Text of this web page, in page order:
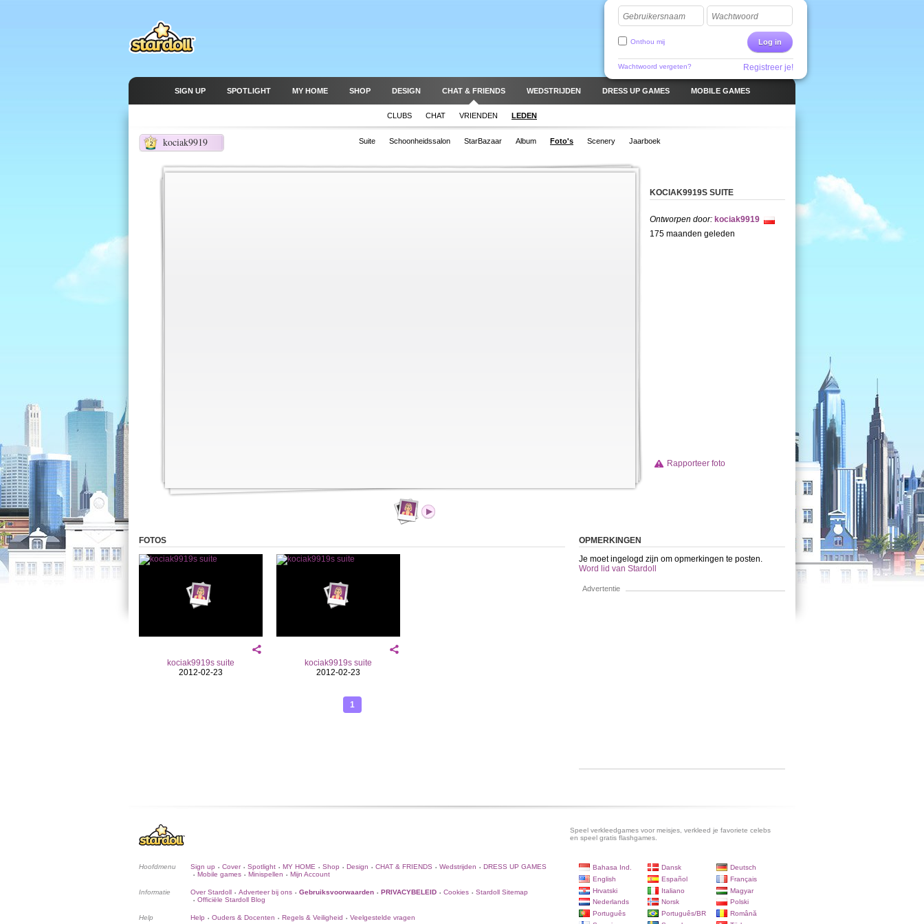
Gebruikersnaam Wachtwoord
Log in
Onthou mij
Wachtwoord vergeten? Registreer je!
SIGN UP SPOTLIGHT MY HOME SHOP DESIGN CHAT & FRIENDS WEDSTRIJDEN DRESS UP GAMES MOBILE GAMES
CLUBS CHAT VRIENDEN LEDEN
kociak9919
2 Suite Schoonheidssalon StarBazaar Album Foto's Scenery Jaarboek
KOCIAK9919S SUITE
Ontworpen door: kociak9919
175 maanden geleden
Rapporteer foto
FOTOS
kociak9919s suite
2012-02-23
kociak9919s suite
2012-02-23
1
OPMERKINGEN
Je moet ingelogd zijn om opmerkingen te posten.
Word lid van Stardoll
Advertentie
Speel verkleedgames voor meisjes, verkleed je favoriete celebs
en speel gratis flashgames.
Hoofdmenu Sign up • Cover • Spotlight • MY HOME • Shop • Design • CHAT & FRIENDS • Wedstrijden • DRESS UP GAMES
• Mobile games • Minispellen • Mijn Account
Informatie Over Stardoll • Adverteer bij ons • Gebruiksvoorwaarden • PRIVACYBELEID • Cookies • Stardoll Sitemap
• Officiële Stardoll Blog
Help Help • Ouders & Docenten • Regels & Veiligheid • Veelgestelde vragen
Bahasa Ind. Dansk
Deutsch
English
Español
Français
Hrvatski
Italiano
Magyar
Nederlands
Norsk
Polski
Português
Português/BR
Română